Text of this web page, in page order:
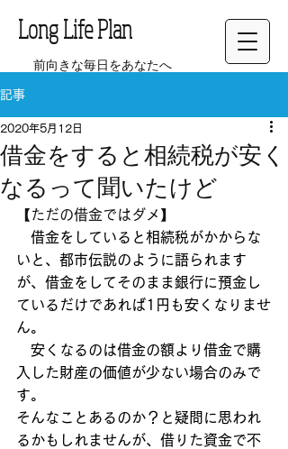
前向きな毎日をあなたへ
Long Life Plan
記事
借金をすると相続税が安く
なるって聞いたけど
2020年5月12日
【ただの借金ではダメ】
借金をしていると相続税がかからな
いと、都市伝説のように語られます
が、借金をしてそのまま銀行に預金し
ているだけであれば1円も安くなりませ
ん。
安くなるのは借金の額より借金で購
入した財産の価値が少ない場合のみで
す。
そんなことあるのか？と疑問に思われ
るかもしれませんが、借りた資金で不